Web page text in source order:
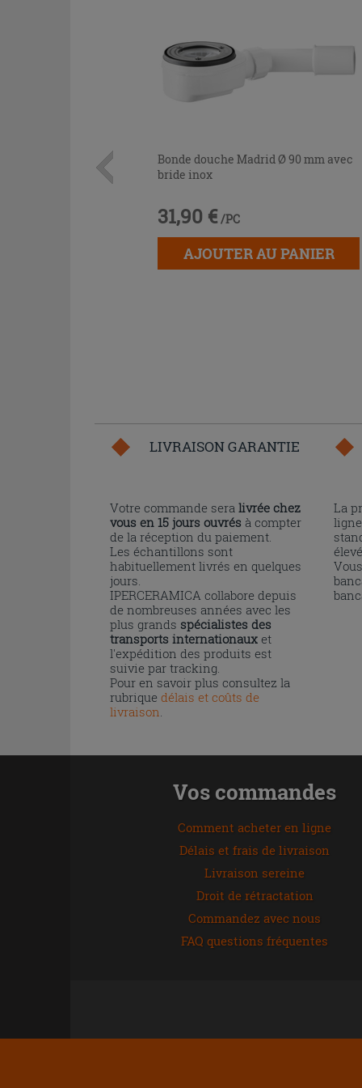
Bonde douche Madrid Ø 90 mm avec
bride inox
31,90 € /PC
AJOUTER AU PANIER
LIVRAISON GARANTIE
Votre commande sera livrée chez
vous en 15 jours ouvrés à compter
de la réception du paiement.
Les échantillons sont
habituellement livrés en quelques
jours.
IPERCERAMICA collabore depuis
de nombreuses années avec les
plus grands spécialistes des
transports internationaux et
l'expédition des produits est
suivie par tracking.
Pour en savoir plus consultez la
rubrique délais et coûts de
livraison.
La
Vos commandes
Comment acheter en ligne
Délais et frais de livraison
Livraison sereine
Droit de rétractation
Commandez avec nous
FAQ questions fréquentes